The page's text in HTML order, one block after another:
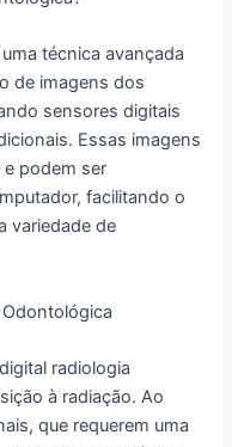
técnica avançada
de imagens dos
sensores digitais
Essas imagens
podem ser
facilitando o
variedade de
radiologia
à radiação. Ao
que requerem uma